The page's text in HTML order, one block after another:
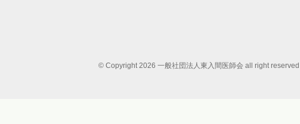
© Copyright 2026 一般社団法人東入間医師会 all right